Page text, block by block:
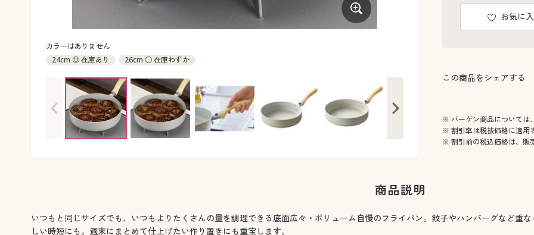
カラーはありません
24cm ◎ 在庫あり
26cm ○ 在庫わずか
お気に
この商品をシェアする
※ バーゲン商品については
※ 割引率は税抜価格に適用
※ 割引前の税込価格は、販
商品説明
いつもと同じサイズでも、いつもよりたくさんの量を調理できる底面広々・ボリューム自慢のフライパン。餃子やハンバーグなど重
しい時短にも。週末にまとめて仕上げたい作り置きにも重宝します。